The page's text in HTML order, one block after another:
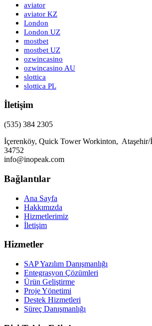
aviator
aviator KZ
London
London UZ
mostbet
mostbet UZ
ozwincasino
ozwincasino AU
slottica
slottica PL
İletişim
(535) 384 2305
İçerenköy, Quick Tower Workinton, Ataşehir/
34752
info@inopeak.com
Bağlantılar
Ana Sayfa
Hakkımızda
Hizmetlerimiz
İletişim
Hizmetler
SAP Yazılım Danışmanlığı
Entegrasyon Çözümleri
Ürün Geliştirme
Proje Yönetimi
Destek Hizmetleri
Süreç Danışmanlığı